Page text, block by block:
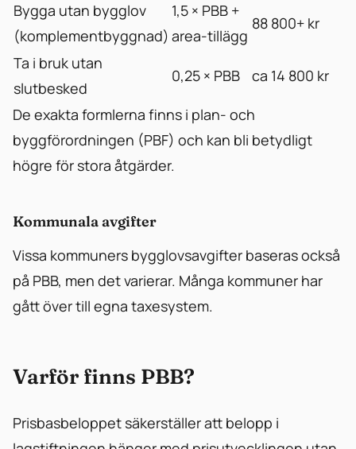
Bygga utan bygglov
(komplementbyggnad)
1,5 × PBB +
area-tillägg
88 800+ kr
Ta i bruk utan
slutbesked
0,25 × PBB ca 14 800 kr
De exakta formlerna finns i plan- och
byggförordningen (PBF) och kan bli betydligt
högre för stora åtgärder.
Kommunala avgifter
Vissa kommuners bygglovsavgifter baseras också
på PBB, men det varierar. Många kommuner har
gått över till egna taxesystem.
Varför finns PBB?
Prisbasbeloppet säkerställer att belopp i